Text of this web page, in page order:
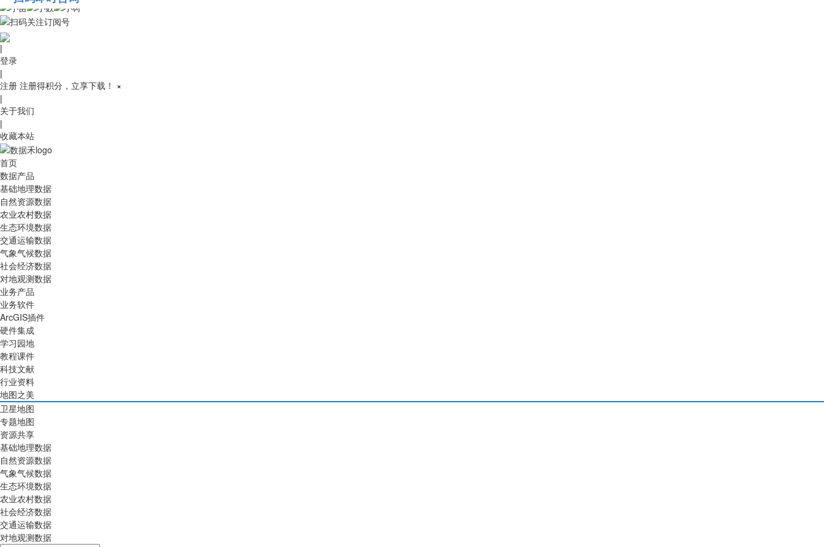
010-53689091
|
登录
|
注册 注册得积分，立享下载！ ×
|
关于我们
|
收藏本站
首页
数据产品
基础地理数据
自然资源数据
农业农村数据
生态环境数据
交通运输数据
气象气候数据
社会经济数据
对地观测数据
业务产品
业务软件
ArcGIS插件
硬件集成
学习园地
教程课件
科技文献
行业资料
地图之美
卫星地图
专题地图
资源共享
基础地理数据
自然资源数据
气象气候数据
生态环境数据
农业农村数据
社会经济数据
交通运输数据
对地观测数据